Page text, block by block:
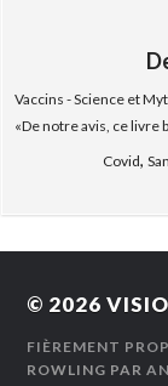
Vaccins - Science et
«De notre avis, ce livre
Covid,
© 2026
FIÈREMENT
ROWLING PAR